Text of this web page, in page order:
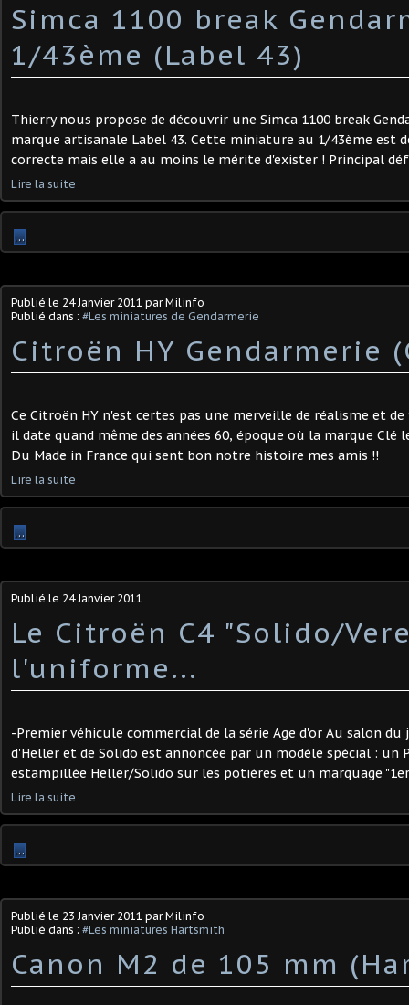
Simca 1100 break
1/43ème (Label 43)
Thierry nous propose de découvrir une Simca 1100 break
marque artisanale Label 43. Cette miniature au 1/43ème est
correcte mais elle a au moins le mérite d'exister ! Principal
Lire la suite
…
Publié le 24 Janvier 2011 par Milinfo
Publié dans : #Les miniatures de Gendarmerie
Citroën HY Gendarmerie
Ce Citroën HY n'est certes pas une merveille de réalisme et
il date quand même des années 60, époque où la marque Clé
Du Made in France qui sent bon notre histoire mes amis !!
Lire la suite
…
Publié le 24 Janvier 2011
Le Citroën C4 "Solido/
l'uniforme...
-Premier véhicule commercial de la série Age d'or Au salon
d'Heller et de Solido est annoncée par un modèle spécial : un
estampillée Heller/Solido sur les potières et un marquage "1er
Lire la suite
…
Publié le 23 Janvier 2011 par Milinfo
Publié dans : #Les miniatures Hartsmith
Canon M2 de 105 mm